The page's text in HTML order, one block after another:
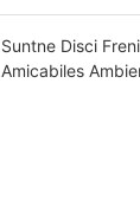
Suntne Disci
Amicabiles